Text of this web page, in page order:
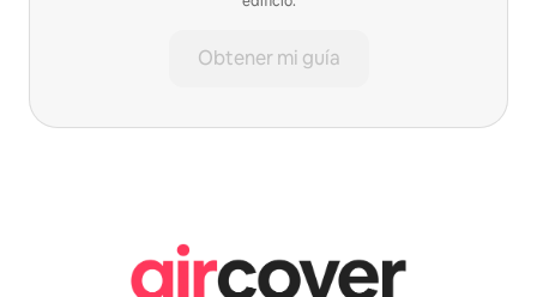
Obtener mi guía